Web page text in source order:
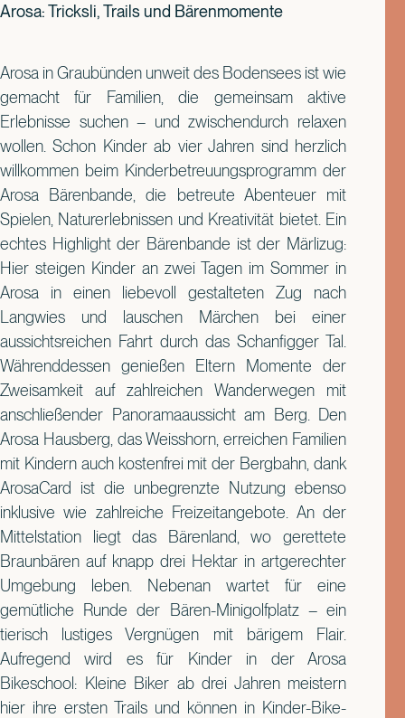
Arosa: Tricksli, Trails und Bärenmomente
Arosa in Graubünden unweit des Bodensees ist wie
gemacht für Familien, die gemeinsam aktive
Erlebnisse suchen – und zwischendurch relaxen
wollen. Schon Kinder ab vier Jahren sind herzlich
willkommen beim Kinderbetreuungsprogramm der
Arosa Bärenbande, die betreute Abenteuer mit
Spielen, Naturerlebnissen und Kreativität bietet. Ein
echtes Highlight der Bärenbande ist der Märlizug:
Hier steigen Kinder an zwei Tagen im Sommer in
Arosa in einen liebevoll gestalteten Zug nach
Langwies und lauschen Märchen bei einer
aussichtsreichen Fahrt durch das Schanfigger Tal.
Währenddessen genießen Eltern Momente der
Zweisamkeit auf zahlreichen Wanderwegen mit
anschließender Panoramaaussicht am Berg. Den
Arosa Hausberg, das Weisshorn, erreichen Familien
mit Kindern auch kostenfrei mit der Bergbahn, dank
ArosaCard ist die unbegrenzte Nutzung ebenso
inklusive wie zahlreiche Freizeitangebote. An der
Mittelstation liegt das Bärenland, wo gerettete
Braunbären auf knapp drei Hektar in artgerechter
Umgebung leben. Nebenan wartet für eine
gemütliche Runde der Bären-Minigolfplatz – ein
tierisch lustiges Vergnügen mit bärigem Flair.
Aufregend wird es für Kinder in der Arosa
Bikeschool: Kleine Biker ab drei Jahren meistern
hier ihre ersten Trails und können in Kinder-Bike-